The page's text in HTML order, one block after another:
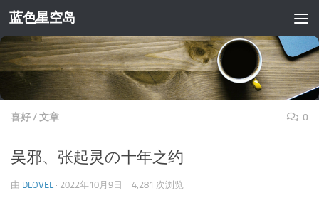
跳至内容
蓝色星空岛
喜好/文章 0
吴邪、张起灵の十年之约
由 DLOVEL · 2022年10月9日 4,281 次浏览